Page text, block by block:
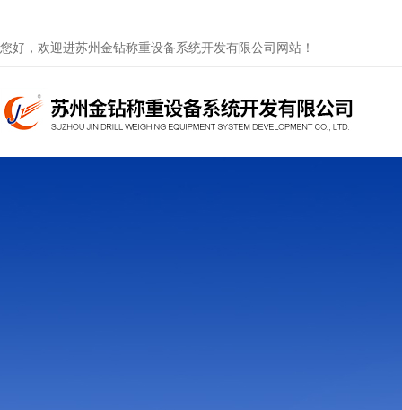
您好，欢迎进苏州金钻称重设备系统开发有限公司网站！